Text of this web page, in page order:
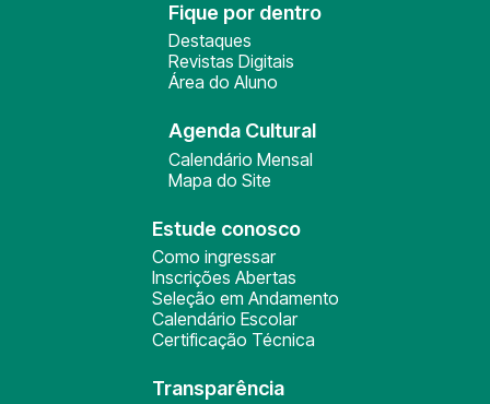
Fique por dentro
Destaques
Revistas Digitais
Área do Aluno
Agenda Cultural
Calendário Mensal
Mapa do Site
Estude conosco
Como ingressar
Inscrições Abertas
Seleção em Andamento
Calendário Escolar
Certificação Técnica
Transparência